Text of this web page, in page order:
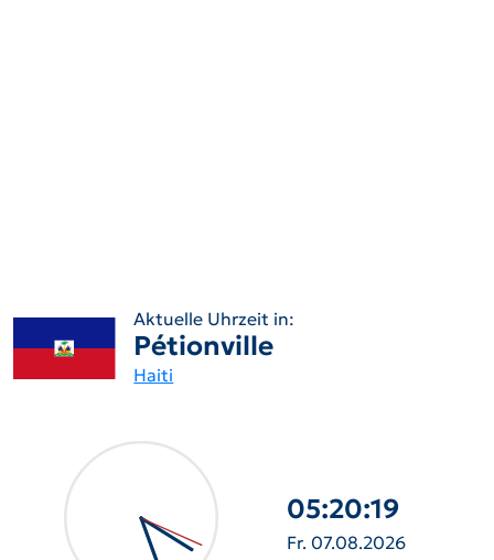
Aktuelle Uhrzeit in:
Pétionville
Haiti
05:20:21
Fr. 07.08.2026